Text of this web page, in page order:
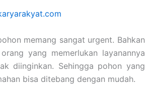
memang sangat urgent. Bahkan
yang memerlukan layanannya
diinginkan. Sehingga pohon yang
bisa ditebang dengan mudah.